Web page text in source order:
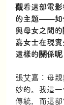
觀看這部電
的主題——如
與母女之間
嘉女士在現
這樣的關係呢
張艾嘉：母
妙的。我這
傳統，而這